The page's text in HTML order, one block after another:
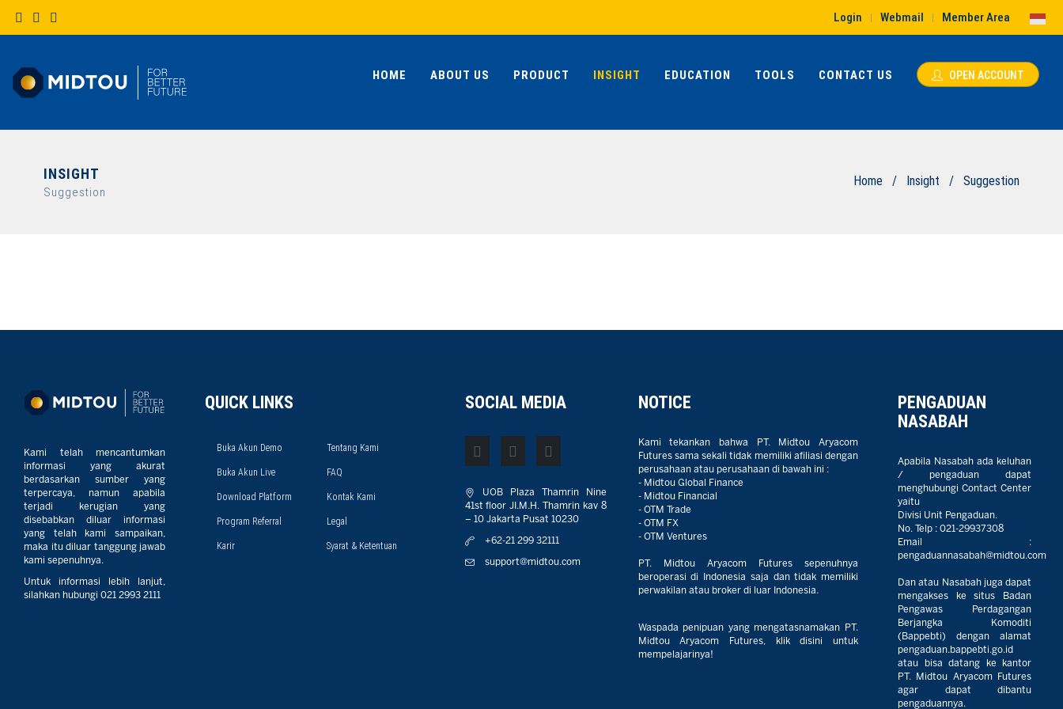
Login | Webmail | Member Area
HOME ABOUT US PRODUCT INSIGHT EDUCATION TOOLS CONTACT US OPEN ACCOUNT
INSIGHT
Suggestion
Home / Insight / Suggestion
Kami telah mencantumkan
informasi yang akurat
berdasarkan sumber yang
terpercaya, namun apabila
terjadi kerugian yang
disebabkan diluar informasi
yang telah kami sampaikan,
maka itu diluar tanggung jawab
kami sepenuhnya.
Untuk informasi lebih lanjut,
silahkan hubungi 021 2993 2111
QUICK LINKS
Buka Akun Demo
Buka Akun Live
Download Platform
Program Referral
Karir
Tentang Kami
FAQ
Kontak Kami
Legal
Syarat & Ketentuan
SOCIAL MEDIA
UOB Plaza Thamrin Nine
41st floor JI.M.H. Thamrin kav 8
– 10 Jakarta Pusat 10230
+62-21 299 32111
support@midtou.com
NOTICE
Kami tekankan bahwa PT. Midtou Aryacom
Futures sama sekali tidak memiliki afiliasi dengan
perusahaan atau perusahaan di bawah ini :
- Midtou Global Finance
- Midtou Financial
- OTM Trade
- OTM FX
- OTM Ventures
PT. Midtou Aryacom Futures sepenuhnya
beroperasi di Indonesia saja dan tidak memiliki
perwakilan atau broker di luar Indonesia.
Waspada penipuan yang mengatasnamakan PT.
Midtou Aryacom Futures, klik disini untuk
mempelajarinya!
PENGADUAN
NASABAH
Apabila Nasabah ada keluhan
/ pengaduan dapat
menghubungi Contact Center
yaitu
Divisi Unit Pengaduan.
No. Telp : 021-29937308
Email :
pengaduannasabah@midtou.com
Dan atau Nasabah juga dapat
mengakses ke situs Badan
Pengawas Perdagangan
Berjangka Komoditi
(Bappebti) dengan alamat
pengaduan.bappebti.go.id
atau bisa datang ke kantor
PT. Midtou Aryacom Futures
agar dapat dibantu
pengaduannya.